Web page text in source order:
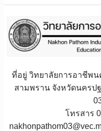
ที่อยู่ วิทยาลัยการอาชีพน
สามพราน จังหวัดนครป
โทรสาร